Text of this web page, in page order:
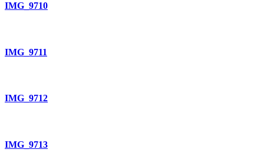
IMG_9710
IMG_9711
IMG_9712
IMG_9713